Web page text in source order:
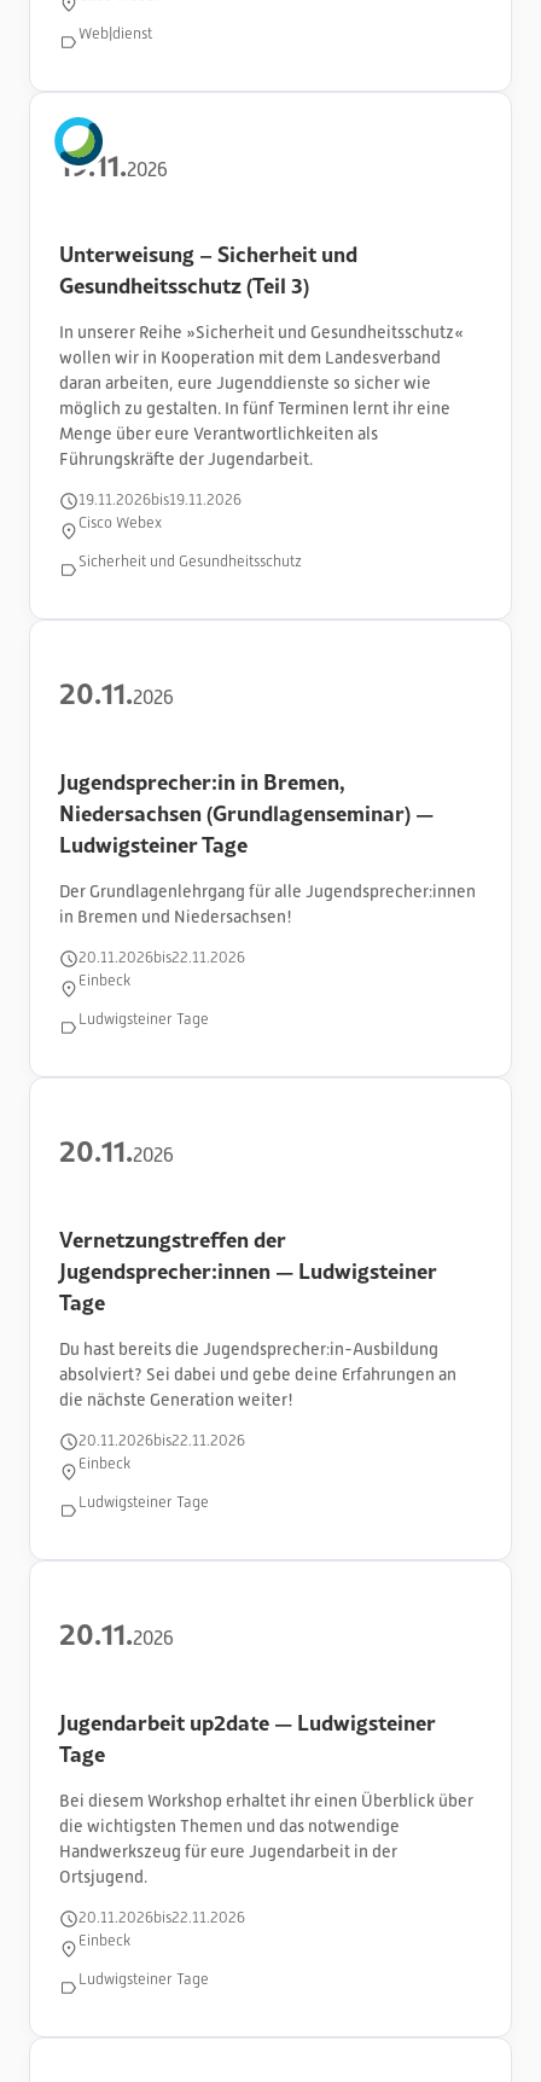
Web|dienst
19.11.2026
Unterweisung – Sicherheit und
Gesundheitsschutz (Teil 3)
In unserer Reihe »Sicherheit und Gesundheitsschutz«
wollen wir in Kooperation mit dem Landesverband
daran arbeiten, eure Jugenddienste so sicher wie
möglich zu gestalten. In fünf Terminen lernt ihr eine
Menge über eure Verantwortlichkeiten als
Führungskräfte der Jugendarbeit.
19.11.2026bis19.11.2026
Cisco Webex
Sicherheit und Gesundheitsschutz
20.11.2026
Jugendsprecher:in in Bremen,
Niedersachsen (Grundlagenseminar) —
Ludwigsteiner Tage
Der Grundlagenlehrgang für alle Jugendsprecher:innen
in Bremen und Niedersachsen!
20.11.2026bis22.11.2026
Einbeck
Ludwigsteiner Tage
20.11.2026
Vernetzungstreffen der
Jugendsprecher:innen — Ludwigsteiner
Tage
Du hast bereits die Jugendsprecher:in-Ausbildung
absolviert? Sei dabei und gebe deine Erfahrungen an
die nächste Generation weiter!
20.11.2026bis22.11.2026
Einbeck
Ludwigsteiner Tage
20.11.2026
Jugendarbeit up2date — Ludwigsteiner
Tage
Bei diesem Workshop erhaltet ihr einen Überblick über
die wichtigsten Themen und das notwendige
Handwerkszeug für eure Jugendarbeit in der
Ortsjugend.
20.11.2026bis22.11.2026
Einbeck
Ludwigsteiner Tage